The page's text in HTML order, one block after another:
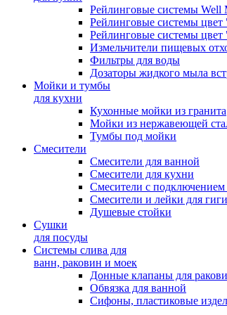
Рейлинговые системы
Рейлинговые системы
Рейлинговые системы
Измельчители пищевых
Фильтры для воды
Дозаторы жидкого мыла
Мойки и тумбы
для кухни
Кухонные мойки из гранита
Мойки из нержавеющей
Тумбы под мойки
Смесители
Смесители для ванной
Смесители для кухни
Смесители с подключением
Cмесители и лейки для
Душевые стойки
Сушки
для посуды
Системы слива для
ванн, раковин и моек
Донные клапаны для
Обвязка для ванной
Сифоны, пластиковые